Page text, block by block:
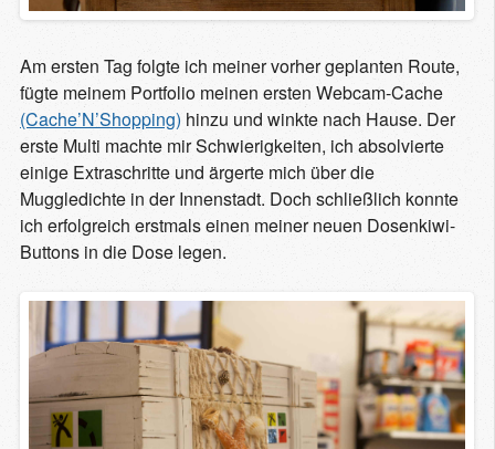
Am ersten Tag folgte ich meiner vorher geplanten Route,
fügte meinem Portfolio meinen ersten Webcam-Cache
(Cache’N’Shopping) hinzu und winkte nach Hause. Der
erste Multi machte mir Schwierigkeiten, ich absolvierte
einige Extraschritte und ärgerte mich über die
Muggledichte in der Innenstadt. Doch schließlich konnte
ich erfolgreich erstmals einen meiner neuen Dosenkiwi-
Buttons in die Dose legen.